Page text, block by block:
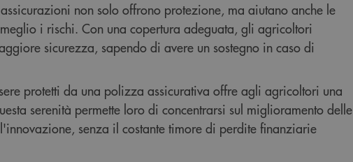
non solo offrono protezione, ma aiutano anche le
i rischi. Con una copertura adeguata, gli agricoltori
sicurezza, sapendo di avere un sostegno in caso di
protetti da una polizza assicurativa offre agli agricoltori una
serenità permette loro di concentrarsi sul miglioramento delle
senza il costante timore di perdite finanziarie